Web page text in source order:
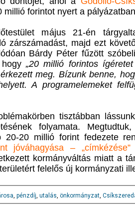
millió forintot nyert a
május 21-én
zárszámadást, majd ezt
Bárdy Péter fűzött
hogy„20 millió forintos
meg. Bízunk benne,
A programelemeket
tisztábban
folyamata.
20-20 millió forint fedezete
jóváhagyása –
kormányváltás miatt a
felelős új kormányzati
, pénzdíj, utalás, önkormányzat,